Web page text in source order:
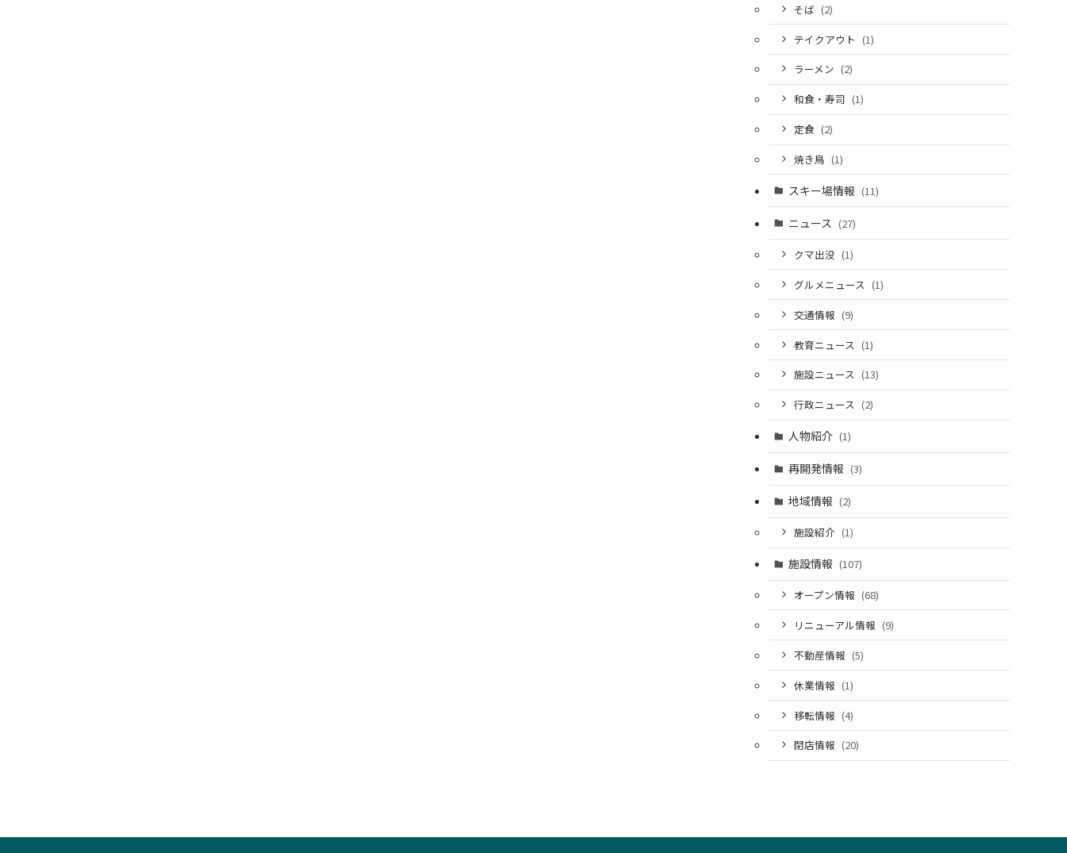
そば (2)
テイクアウト (1)
ラーメン (2)
和食・寿司 (1)
定食 (2)
焼き鳥 (1)
スキー場情報 (11)
ニュース (27)
クマ出没 (1)
グルメニュース (1)
交通情報 (9)
教育ニュース (1)
施設ニュース (13)
行政ニュース (2)
人物紹介 (1)
再開発情報 (3)
地域情報 (2)
施設紹介 (1)
施設情報 (107)
オープン情報 (68)
リニューアル情報 (9)
不動産情報 (5)
休業情報 (1)
移転情報 (4)
閉店情報 (20)